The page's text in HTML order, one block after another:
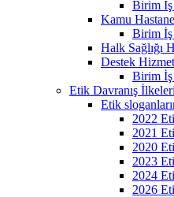
Birim İş
Kamu
Birim İş
Halk Sağlığı
Destek
Birim İş
Etik Davranış
Etik
2022
2021
2020
2023
2024
2026